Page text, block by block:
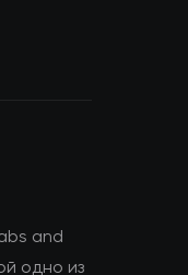
and
одно из